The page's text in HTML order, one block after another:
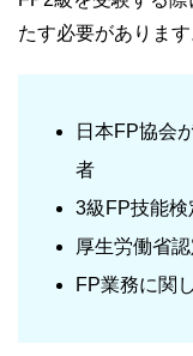
たす必要があります
日本FP協会
者
3級FP技能検
厚生労働省
FP業務に関